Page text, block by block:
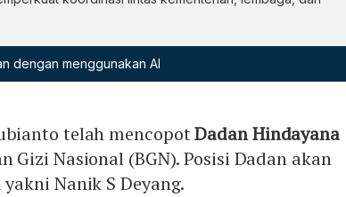
dengan menggunakan AI
telah mencopotDadan Hindayana
Gizi Nasional (BGN). Posisi Dadan akan
Nanik S Deyang.